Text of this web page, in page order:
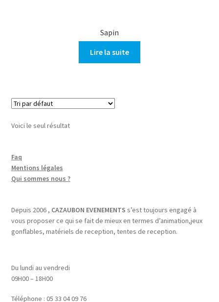
Sapin
Lire la suite
Voici le seul résultat
Faq
Mentions légales
Qui sommes nous ?
Depuis 2006 , CAZAUBON EVENEMENTS s’est toujours engagé à
vous proposer ce qui se fait de mieux en termes d’animation,jeux
gonflables, matériels de reception, tentes de reception.
Du lundi au vendredi
09H00 – 18H00
Téléphone : 05 33 04 09 76